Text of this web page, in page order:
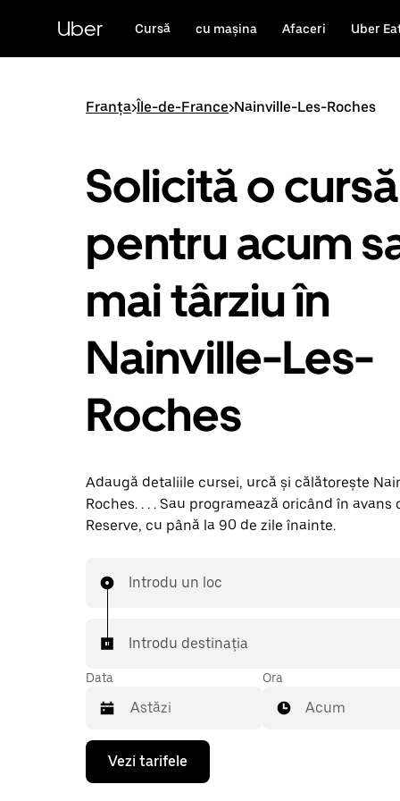
conținutul
principal
Uber Cursă cu mașina Afaceri Uber
Franța>Île-de-France>Nainville-Les-Roches
Solicită o cursă
pentru acum
mai târziu în
Nainville-Les-
Roches
Adaugă detaliile cursei, urcă și călătorește
Roches. . . . Sau programează oricând în avans
Reserve, cu până la 90 de zile înainte.
Introdu un loc
Introdu destinația
Data
Pentru
deschide
Ora
Acum
Vezi tarifele